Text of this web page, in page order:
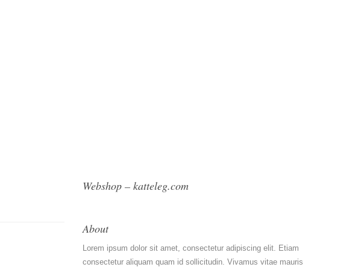
Webshop – katteleg.com
About
Lorem ipsum dolor sit amet, consectetur adipiscing elit. Etiam
consectetur aliquam quam id sollicitudin. Vivamus vitae mauris